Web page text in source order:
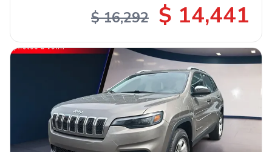
$ 16,292 $ 14,441